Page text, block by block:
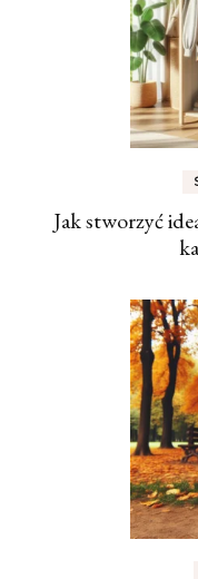
Jak stworzyć